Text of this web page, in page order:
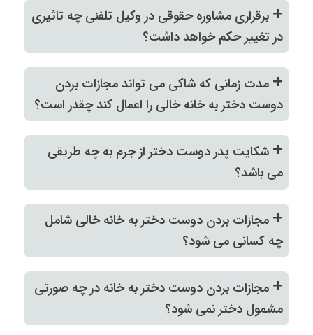
+ برقراری مشاوره حقوقی در وکیل تلفنی چه تاثیری
در تغییر حکم خواهد داشت؟
+ مدت زمانی که شاکی می‌ تواند مجازات بردن
دوست دختر به خانه خالی را اعمال کند چقدر است؟
+ شکایت پدر دوست دختر از جرم به چه طریقی
می ‌باشد؟
+ مجازات بردن دوست دختر به خانه خالی شامل
چه کسانی می‌ شود؟
+ مجازات بردن دوست دختر به خانه در چه صورتی
مشمول دختر نمی‌ شود؟